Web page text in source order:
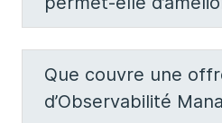
Que couvre une
d’Observabilité